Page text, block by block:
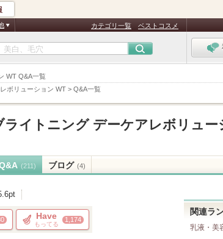
WT Q&A一覧
ボリューション WT > Q&A一覧
カテゴリ一覧 ベストコスメ
ライトニング デーケアレボリュー
(211) ブログ (4)
Have
もってる
1,174
関連ラ
乳液・美